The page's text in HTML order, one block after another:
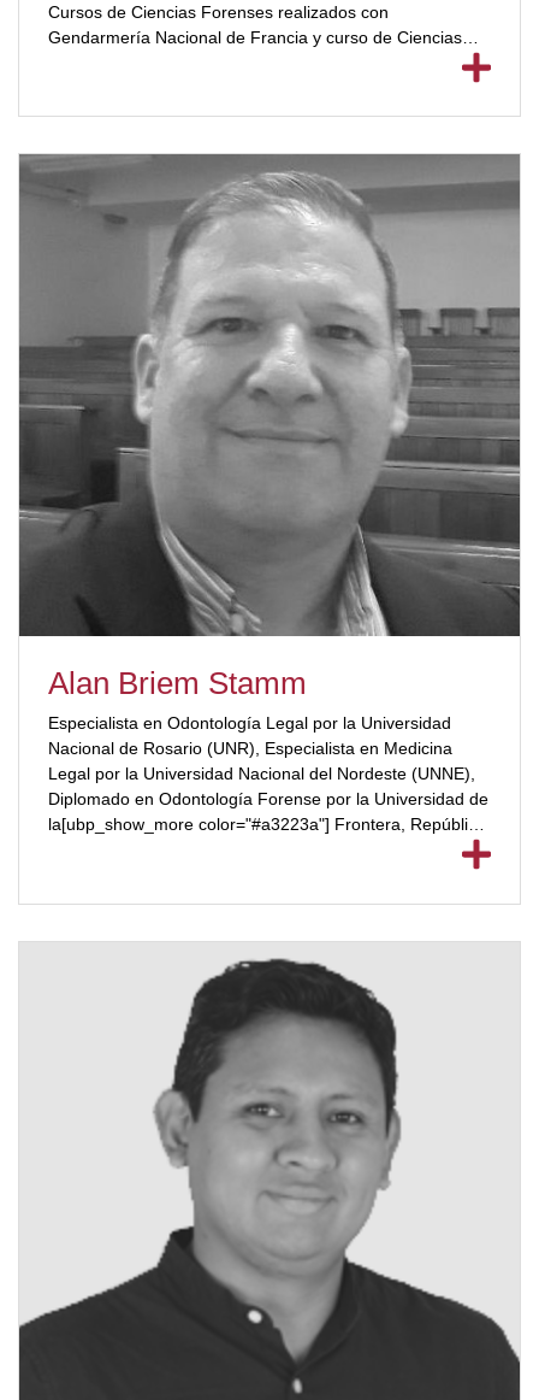
Cursos de Ciencias Forenses realizados con
Gendarmería Nacional de Francia y curso de Ciencias
Forenses con[ubp_show_more color="#a2332a"] técnicos
Policial) de Alemania. Docente en Diplomatura de
formación de agentes policiales en Preservación y
Abordaje del Lugar del Hecho en la provincia de Córdoba.
Fue integrante del Instituto de Formación e Investigación;
de Sección Huellas y Rastros; Coordinador General y de
las Secciones de Policía Judicial. [/ubp_show_more]
Alan Briem Stamm
Especialista en Odontología Legal por la Universidad
Nacional de Rosario (UNR), Especialista en Medicina
Legal por la Universidad Nacional del Nordeste (UNNE),
Diplomado en Odontología Forense por la Universidad de
la[ubp_show_more color="#a3223a"] Frontera, República
Universidad de Buenos Aires (UBA).[/ubp_show_more]